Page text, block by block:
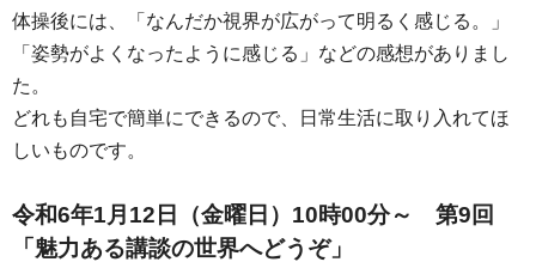
体操後には、「なんだか視界が広がって明るく感じる。」
「姿勢がよくなったように感じる」などの感想がありまし
た。
どれも自宅で簡単にできるので、日常生活に取り入れてほ
しいものです。
令和6年1月12日（金曜日）10時00分～ 第9回
「魅力ある講談の世界へどうぞ」